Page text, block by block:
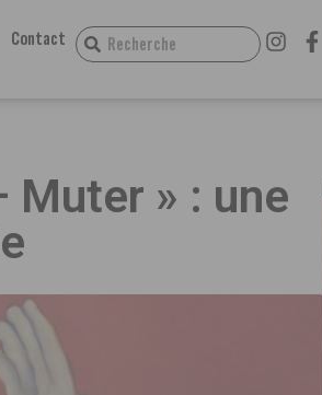
Contact
Muter » : une